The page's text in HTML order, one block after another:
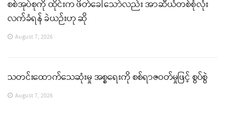
စစ်အုပ်စုကို ထိုင်းက ဖိတ်ခေါ်သော်လည်း အာဆီယံတစ်စုံလုံး
လက်ခံရန် ခဲယဉ်းဟု ဆို
August 7, 2026
သတင်းထောက်သေဆုံးမှု အစ္စရေးကို စစ်ရာဇဝတ်မှုဖြင့် စွပ်စွဲ
August 7, 2026